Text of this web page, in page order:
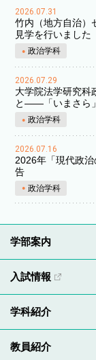
2026.07.31
竹内（地方自治）
見学を行いました
政治学科
2026.07.29
大学院法学研究科
と――「いまさら
政治学科
2026.07.16
2026年「現代政
告
政治学科
学部案内
入試情報
学科紹介
教員紹介